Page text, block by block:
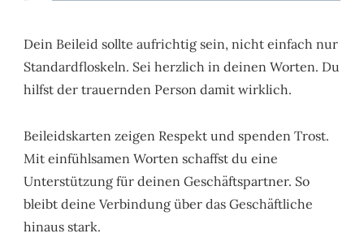
Dein Beileid sollte aufrichtig sein, nicht einfach nur
Standardfloskeln. Sei herzlich in deinen Worten. Du
hilfst der trauernden Person damit wirklich.
Beileidskarten zeigen Respekt und spenden Trost.
Mit einfühlsamen Worten schaffst du eine
Unterstützung für deinen Geschäftspartner. So
bleibt deine Verbindung über das Geschäftliche
hinaus stark.